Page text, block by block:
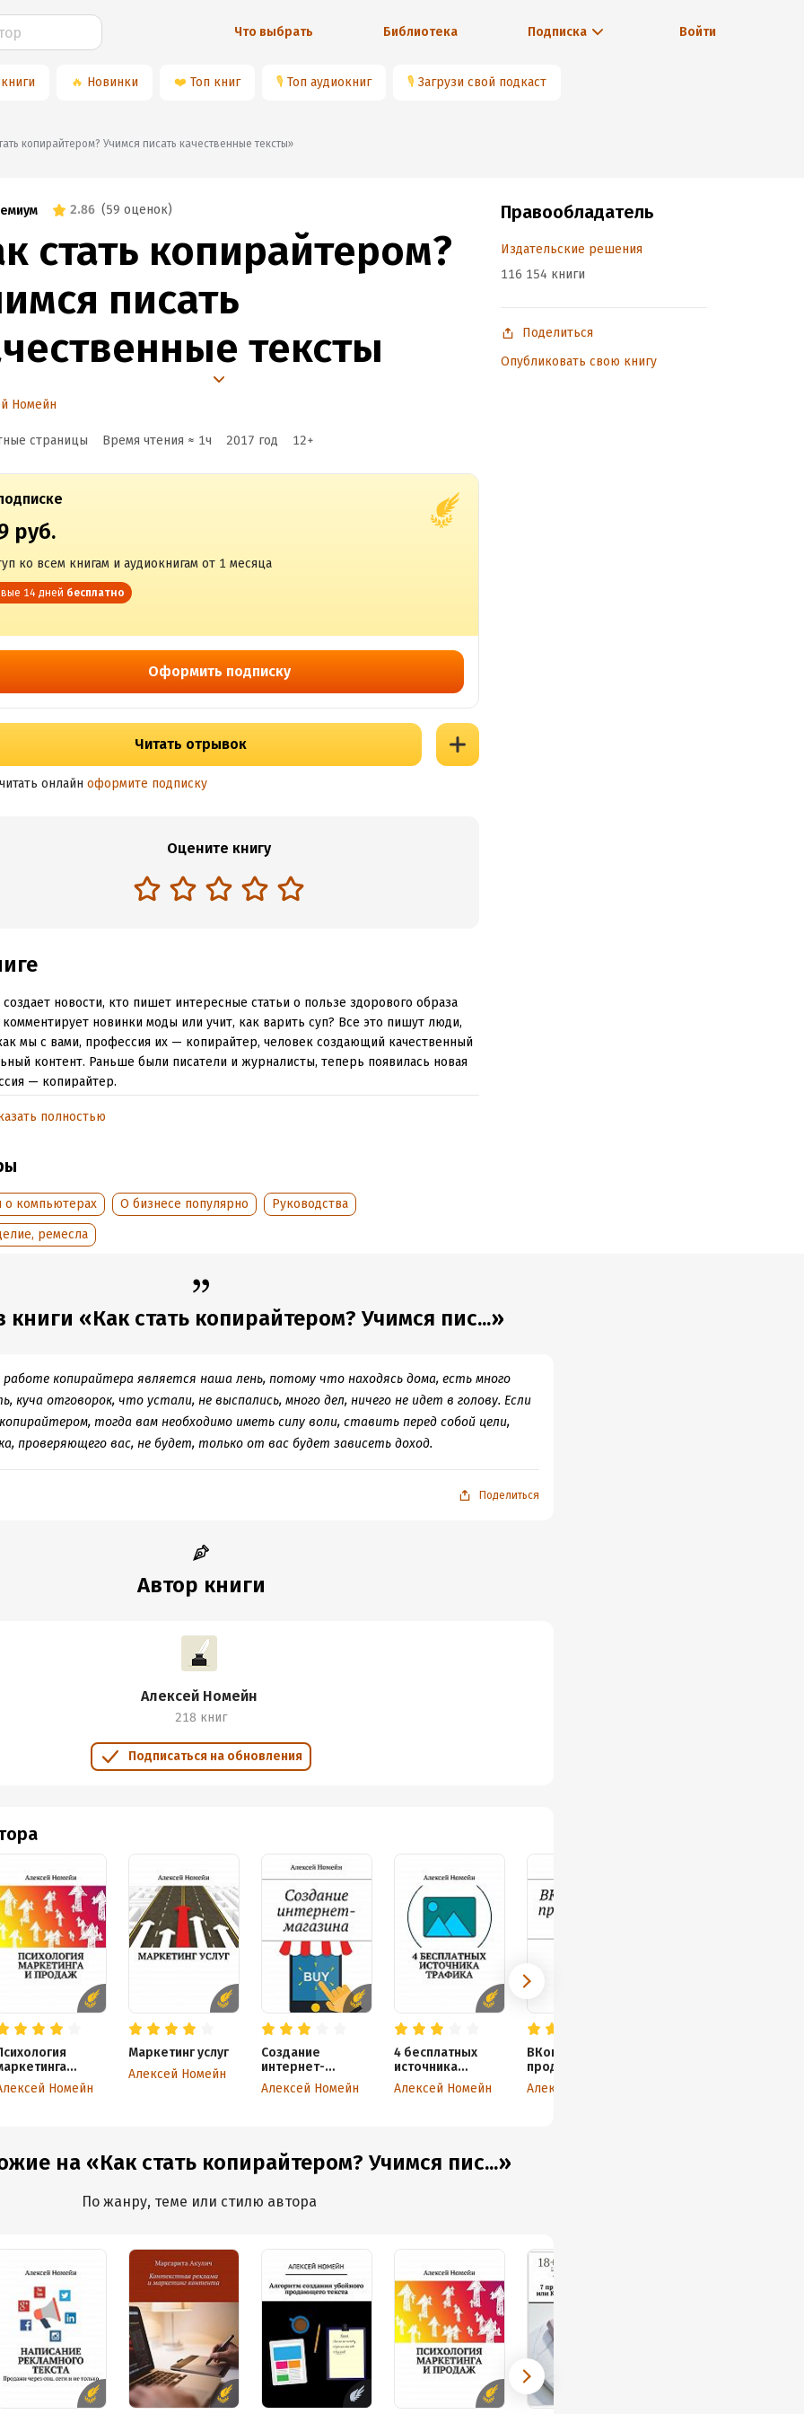
Что выбрать Библиотека Подписка Войти
🔥 Новинки ❤️ Топ книг 🎙 Топ аудиокниг 🎙 Загрузи свой подкаст
стать копирайтером? Учимся писать качественные тексты»
2.86 (59 оценок)
стать копирайтером?
писать
тексты
Номейн
страницы Время чтения ≈ 1ч 2017 год 12+
руб.
ко всем книгам и аудиокнигам от 1 месяца
14 дней бесплатно
Оформить подписку
Читать отрывок
онлайн оформите подписку
Оцените книгу
новости, кто пишет интересные статьи о пользе здорового образа
новинки моды или учит, как варить суп? Все это пишут люди,
мы с вами, профессия их — копирайтер, человек создающий качественный
контент. Раньше были писатели и журналисты, теперь появилась новая
— копирайтер.
5615
2017
30 ноября 2017
Время на чтение:1ч.
полностью
о компьютерах О бизнесе популярно
Руководства
ремесла
Правообладатель
Издательские решения
116 154 книги
Поделиться
Опубликовать свою книгу
книги «Как стать копирайтером? Учимся пис...»
работе копирайтера является наша лень, потому что находясь дома, есть много
куча отговорок, что устали, не выспались, много дел, ничего не идет в голову. Если
тогда вам необходимо иметь силу воли, ставить перед собой цели,
проверяющего вас, не будет, только от вас будет зависеть доход.
Поделиться
Автор книги
Алексей Номейн
218 книг
Подписаться на обновления
продажНомейн
Маркетинг услуг
Алексей Номейн
Создание
интернет-
магазина
Алексей Номейн
4 бесплатных
источника
трафика
Алексей Номейн
ВКонтакте:
продвижение
группы
Алексей Номейн
на «Как стать копирайтером? Учимся пис...»
По жанру, теме или стилю автора